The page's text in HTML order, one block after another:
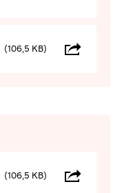
(106,5 KB)
(106,5 KB)